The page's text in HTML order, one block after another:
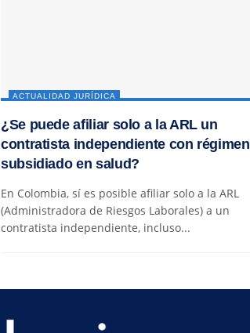
ACTUALIDAD JURÍDICA
¿Se puede afiliar solo a la ARL un
contratista independiente con régimen
subsidiado en salud?
En Colombia, sí es posible afiliar solo a la ARL
(Administradora de Riesgos Laborales) a un
contratista independiente, incluso...